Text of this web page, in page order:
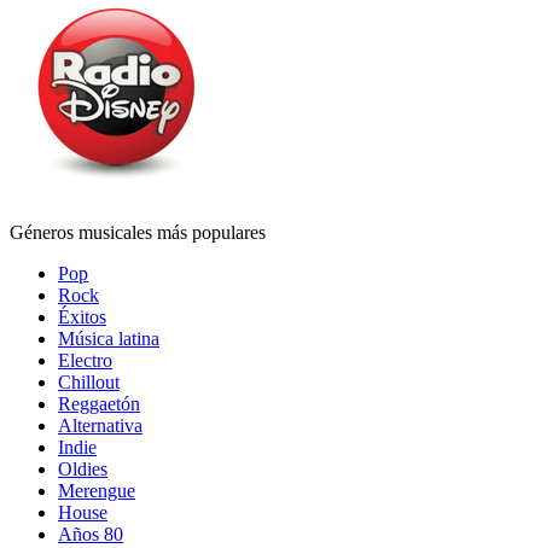
Géneros musicales más populares
Pop
Rock
Éxitos
Música latina
Electro
Chillout
Reggaetón
Alternativa
Indie
Oldies
Merengue
House
Años 80